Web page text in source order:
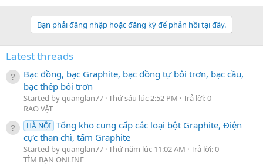
Bạn phải đăng nhập hoặc đăng ký để phản hồi tại đây.
Latest threads
Bạc đồng, bạc Graphite, bạc đồng tự bôi trơn, bạc cầu,
bạc thép bôi trơn
Started by quanglan77 Thứ sáu lúc 2:52 PM Trả lời: 0
RAO VẶT
HÀ NỘI Tổng kho cung cấp các loại bột Graphite, Điện
cực than chì, tấm Graphite
Started by quanglan77 Thứ năm lúc 11:02 AM Trả lời: 0
TÌM BẠN ONLINE